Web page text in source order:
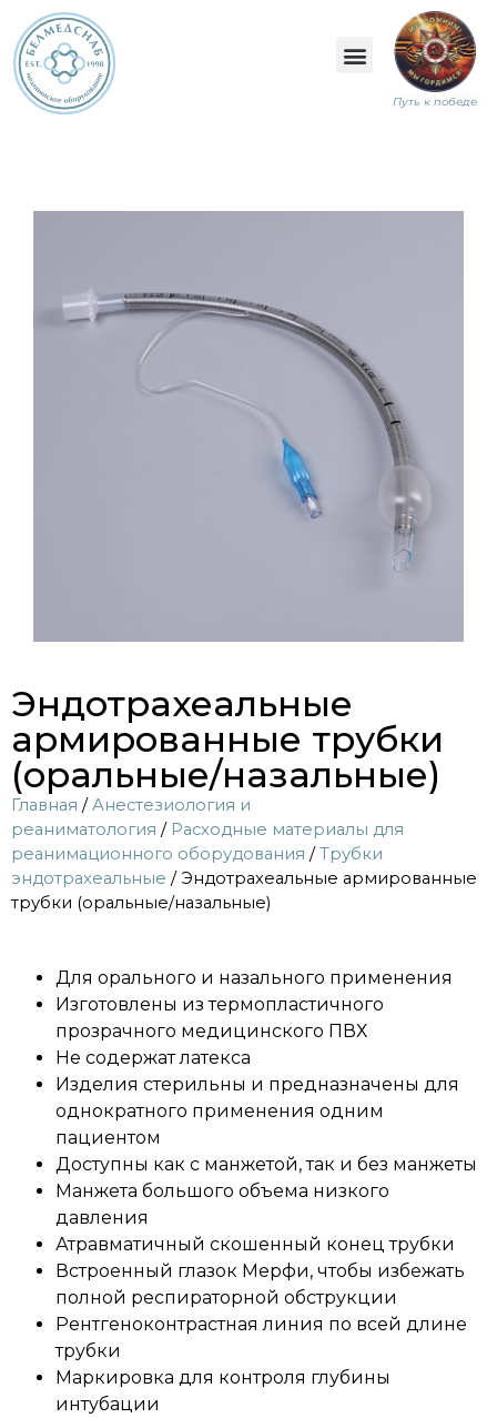
Путь к победе
Эндотрахеальные
армированные трубки
(оральные/назальные)
Главная /Анестезиология и
реаниматология / Расходные материалы для
реанимационного оборудования /Трубки
эндотрахеальные / Эндотрахеальные армированные
трубки (оральные/назальные)
Для орального и назального применения
Изготовлены из термопластичного
прозрачного медицинского ПВХ
Не содержат латекса
Изделия стерильны и предназначены для
однократного применения одним
пациентом
Доступны как с манжетой, так и без манжеты
Манжета большого объема низкого
давления
Атравматичный скошенный конец трубки
Встроенный глазок Мерфи, чтобы избежать
полной респираторной обструкции
Рентгеноконтрастная линия по всей длине
трубки
Маркировка для контроля глубины
интубации